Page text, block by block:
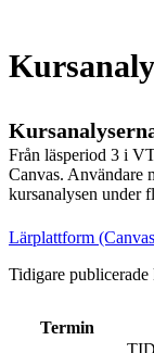
Från läsperiod 3 i
Canvas. Användare
kursanalysen under
Lärplattform
Tidigare publicerade
Termin